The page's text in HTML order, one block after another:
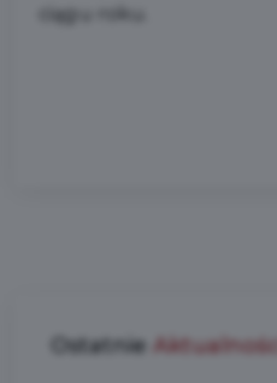
ciągu roku.
Ostatnie Aktualności